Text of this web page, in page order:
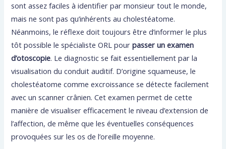
sont assez faciles à identifier par monsieur tout le monde,
mais ne sont pas qu’inhérents au cholestéatome.
Néanmoins, le réflexe doit toujours être d’informer le plus
tôt possible le spécialiste ORL pourpasser un examen
d’otoscopie. Le diagnostic se fait essentiellement par la
visualisation du conduit auditif. D’origine squameuse, le
cholestéatome comme excroissance se détecte facilement
avec un scanner crânien. Cet examen permet de cette
manière de visualiser efficacement le niveau d’extension de
l’affection, de même que les éventuelles conséquences
provoquées sur les os de l’oreille moyenne.